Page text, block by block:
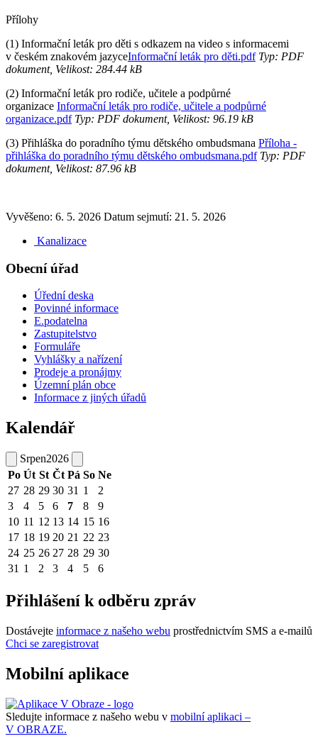
Přílohy
(1) Informační leták pro děti s odkazem na video s informacemi
v českém znakovém jazyceInformační leták pro děti.pdfTyp: PDF
dokument, Velikost: 284.44 kB
(2) Informační leták pro rodiče, učitele a podpůrné
organizace Informační leták pro rodiče, učitele a podpůrné
organizace.pdfTyp: PDF dokument, Velikost: 96.19 kB
(3) Přihláška do poradního týmu dětského ombudsmana Příloha -
přihláška do poradního týmu dětského ombudsmana.pdfTyp: PDF
dokument, Velikost: 87.96 kB
Vyvěšeno: 6. 5. 2026 Datum sejmutí: 21. 5. 2026
Kanalizace
Obecní úřad
Úřední deska
Povinné informace
E.podatelna
Zastupitelstvo
Formuláře
Vyhlášky a nařízení
Prodeje a pronájmy
Územní plán obce
Informace z jiných úřadů
Kalendář
Srpen2026
Po Út St Čt Pá So Ne
27 28 29 30 31 1
2
3
4 5 6 7 8
9
10 11 12 13 14 15 16
17 18 19 20 21 22 23
24 25 26 27 28 29 30
31 1 2 3 4 5 6
Přihlášení k odběru zpráv
Dostávejte informace z našeho webu prostřednictvím SMS a e-mailů
Chci se zaregistrovat
Mobilní aplikace
Sledujte informace z našeho webu v mobilní aplikaci –
V OBRAZE.